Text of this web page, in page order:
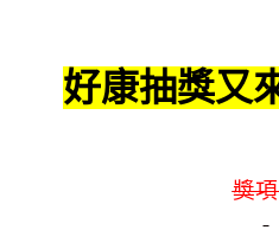
好康抽獎又
獎